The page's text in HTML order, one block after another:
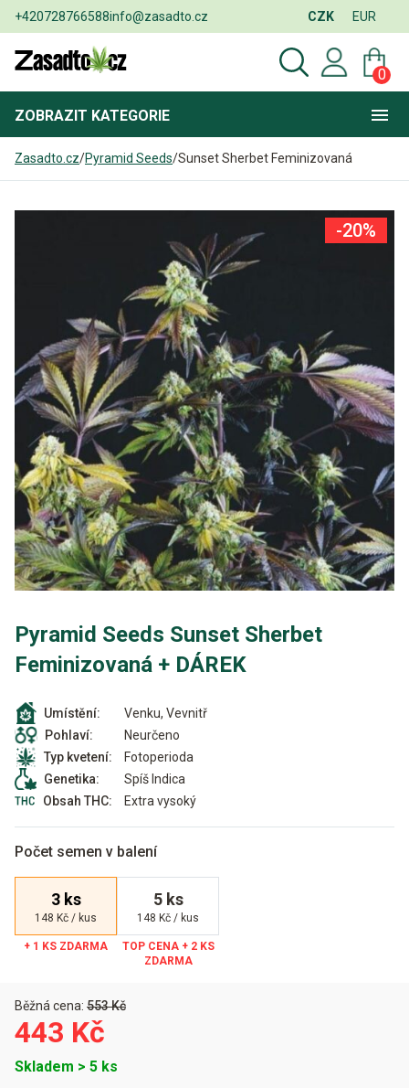
+420728766588info@zasadto.cz CZK EUR
0
ZOBRAZIT KATEGORIE
Zasadto.cz/Pyramid Seeds/Sunset Sherbet Feminizovaná
Pyramid Seeds Sunset Sherbet
Feminizovaná + DÁREK
Umístění:
Venku, Vevnitř
Pohlaví:
Neurčeno
Typ kvetení:
Fotoperioda
Genetika:
Spíš Indica
Obsah THC:
Extra vysoký
Počet semen v balení
3 ks
148 Kč / kus
5 ks
148 Kč / kus
Běžná cena: 553 Kč
-20%
443 Kč
Skladem > 5 ks